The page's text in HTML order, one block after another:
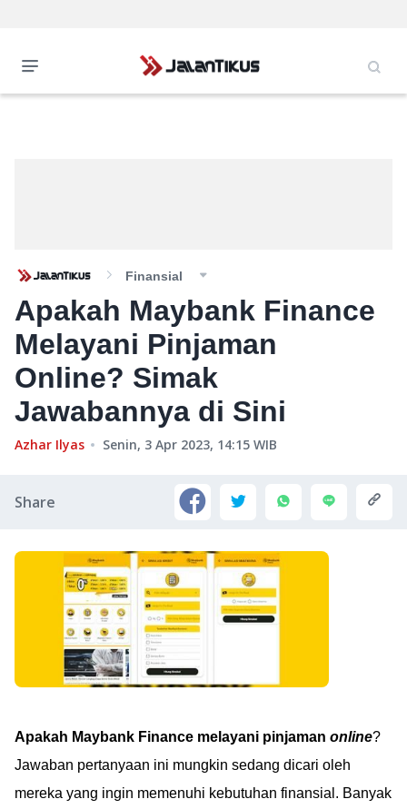
Finansial
Apakah Maybank Finance
Melayani Pinjaman
Online? Simak
Jawabannya di Sini
Azhar Ilyas Senin, 3 Apr 2023, 14:15 WIB
Share
Apakah Maybank Finance melayani pinjaman online?
Jawaban pertanyaan ini mungkin sedang dicari oleh
mereka yang ingin memenuhi kebutuhan finansial. Banyak